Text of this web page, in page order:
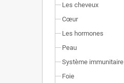
Les cheveux
Cœur
Les hormones
Peau
Système immunitaire
Foie